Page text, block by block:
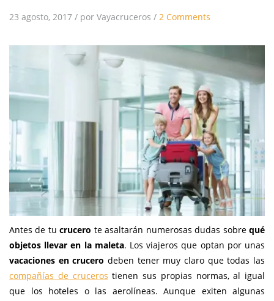
23 agosto, 2017 / por Vayacruceros / 2 Comments
Antes de tucrucero te asaltarán numerosas dudas sobrequé
objetos llevar en la maleta. Los viajeros que optan por unas
vacaciones en crucero deben tener muy claro que todas las
compañías de cruceros tienen sus propias normas, al igual
que los hoteles o las aerolíneas. Aunque exiten algunas